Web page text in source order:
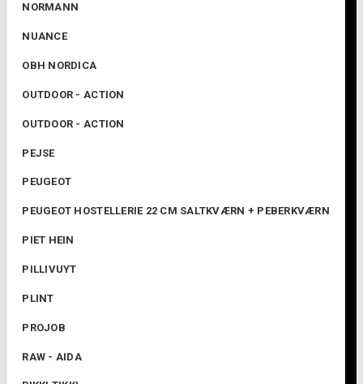
NORMANN
NUANCE
OBH NORDICA
OUTDOOR - ACTION
OUTDOOR - ACTION
PEJSE
PEUGEOT
PEUGEOT HOSTELLERIE 22 CM SALTKVÆRN + PEBERKVÆRN
PIET HEIN
PILLIVUYT
PLINT
PROJOB
RAW - AIDA